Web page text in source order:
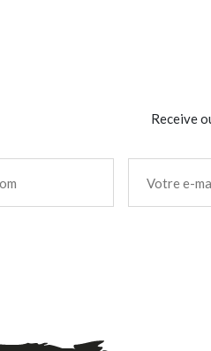
Receive
mail *